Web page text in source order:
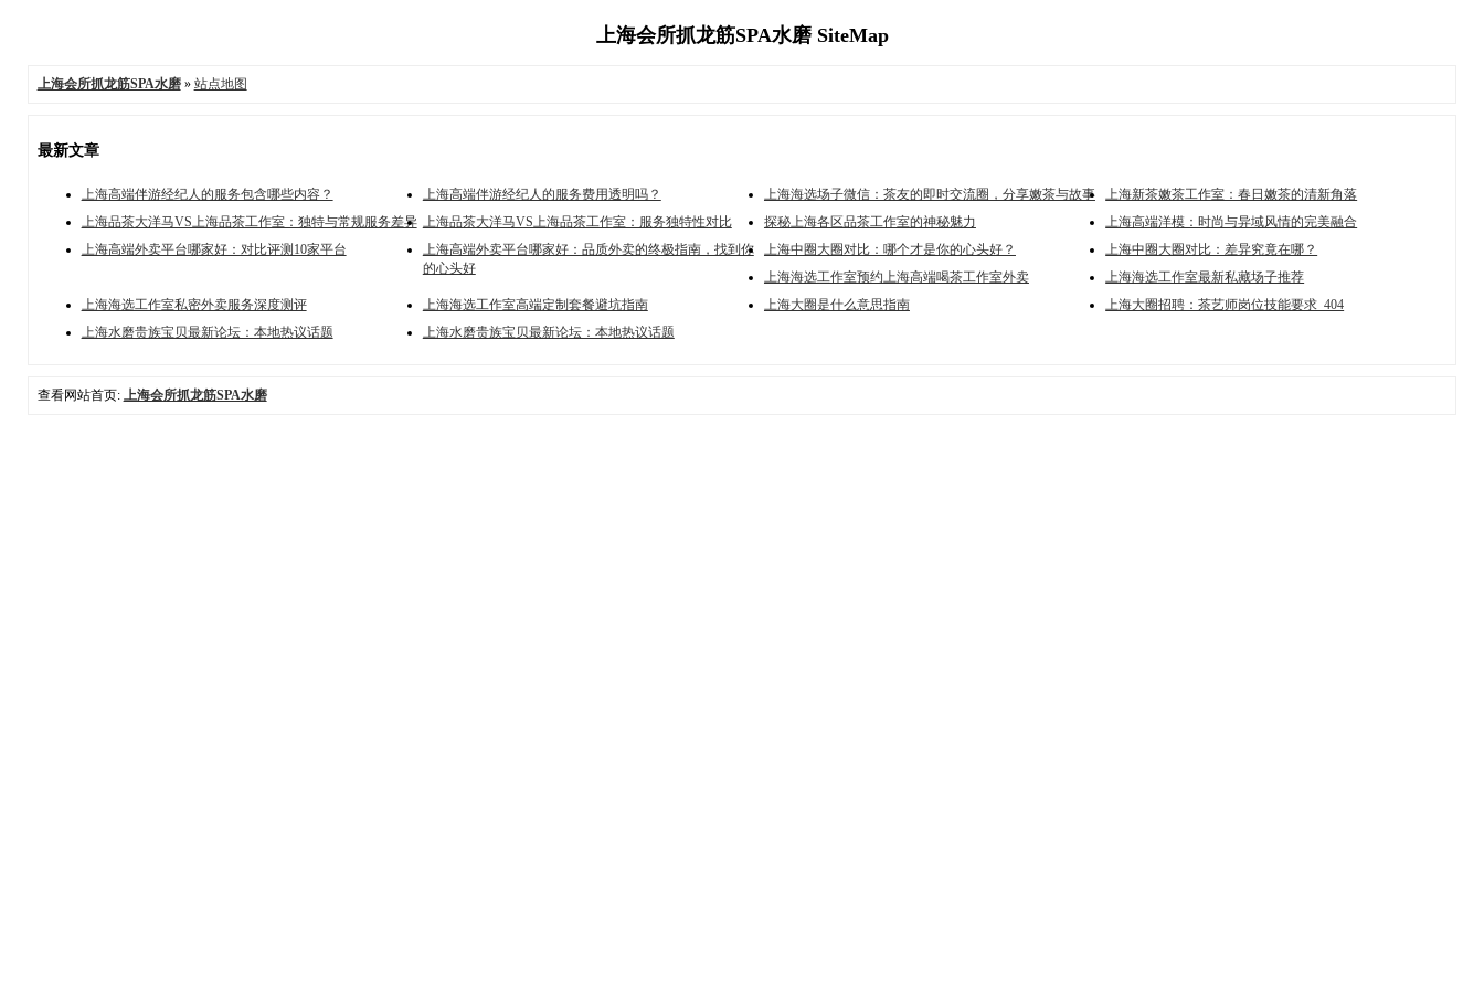
上海会所抓龙筋SPA水磨 SiteMap
上海会所抓龙筋SPA水磨» 站点地图
最新文章
上海高端伴游经纪人的服务包含哪些内容？ 上海高端伴游经纪人的服务费用透明吗？ 上海海选场子微信：茶友的即时交流圈，分享嫩茶与故事
上海新茶嫩茶工作室：春日嫩茶的清新角落
上海品茶大洋马VS上海品茶工作室：独特与常规服务差异 上海品茶大洋马VS上海品茶工作室：服务独特性对比 探秘上海各区品茶工作室的神秘魅力
上海高端洋模：时尚与异域风情的完美融合
上海高端外卖平台哪家好：对比评测10家平台
上海高端外卖平台哪家好：品质外卖的终极指南，找到你
的心头好
上海中圈大圈对比：哪个才是你的心头好？
上海中圈大圈对比：差异究竟在哪？
上海海选工作室预约上海高端喝茶工作室外卖
上海海选工作室最新私藏场子推荐
上海海选工作室私密外卖服务深度测评
上海海选工作室高端定制套餐避坑指南 上海大圈是什么意思指南
上海大圈招聘：茶艺师岗位技能要求_404
上海水磨贵族宝贝最新论坛：本地热议话题
上海水磨贵族宝贝最新论坛：本地热议话题
查看网站首页: 上海会所抓龙筋SPA水磨